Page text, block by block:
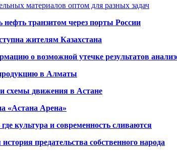
материалов оптом для разных задач
нефть транзитом через порты России
жителям Казахстана
о возможной утечке результатов
в Алматы
схемы движения в Астане
«Астана Арена»
культура и современность сливаются
предательства собственного народа